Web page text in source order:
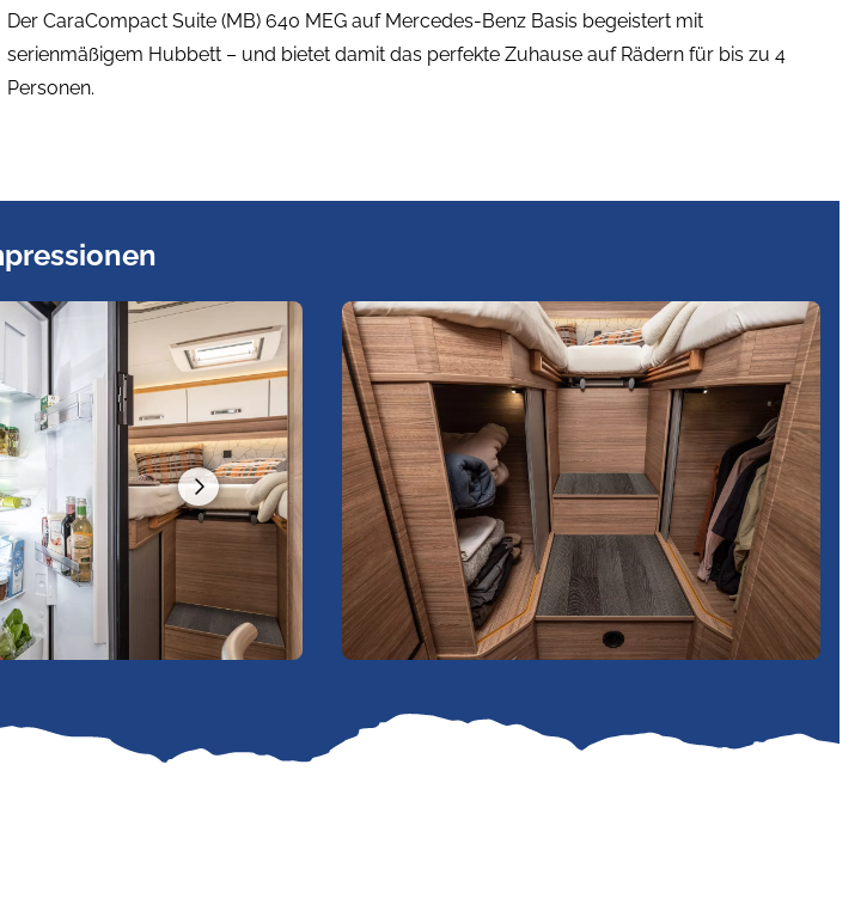
Der CaraCompact Suite (MB) 640 MEG auf Mercedes-Benz Basis begeistert mit
serienmäßigem Hubbett – und bietet damit das perfekte Zuhause auf Rädern für bis zu 4
Personen.